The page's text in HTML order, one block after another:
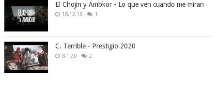
El Chojin y Ambkor - Lo que ven cuando me miran
18.12.19 1
C. Terrible - Prestigio 2020
8.1.20 2